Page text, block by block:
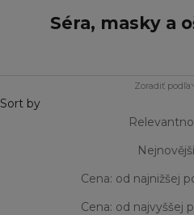
Séra, masky a
Zoradiť podľa
Sort by
Nejnovější
Cena: od najnižšej
Cena: od najvyššej